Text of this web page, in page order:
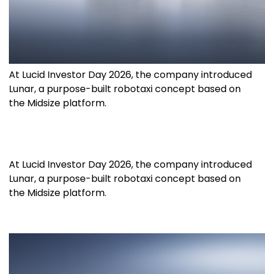
At Lucid Investor Day 2026, the company introduced
Lunar, a purpose-built robotaxi concept based on
the Midsize platform.
At Lucid Investor Day 2026, the company introduced
Lunar, a purpose-built robotaxi concept based on
the Midsize platform.